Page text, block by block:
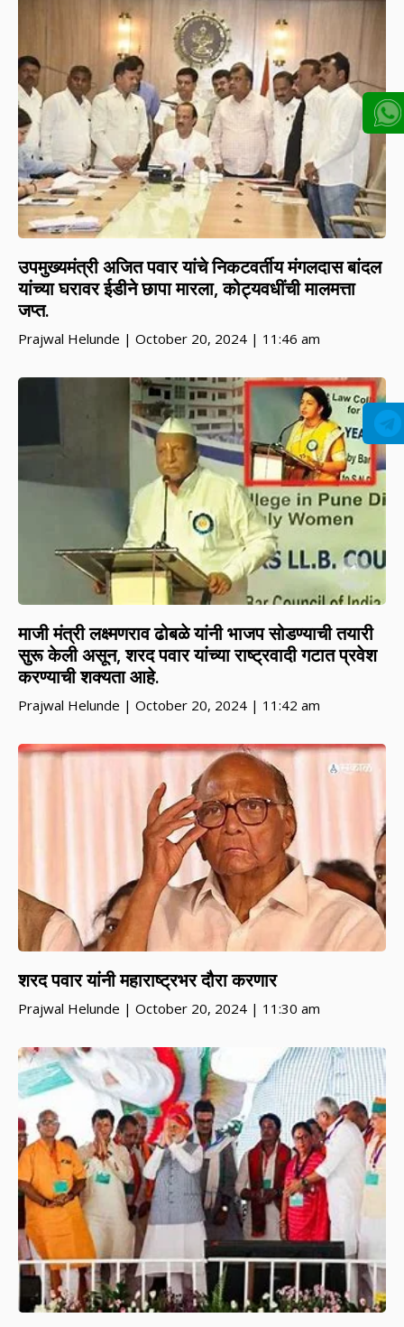
उपमुख्यमंत्री अजित पवार यांचे निकटवर्तीय मंगलदास बांदल
यांच्या घरावर ईडीने छापा मारला, कोट्यवधींची मालमत्ता
जप्त.
Prajwal Helunde October 20, 2024 11:46 am
माजी मंत्री लक्ष्मणराव ढोबळे यांनी भाजप सोडण्याची तयारी
सुरू केली असून, शरद पवार यांच्या राष्ट्रवादी गटात प्रवेश
करण्याची शक्यता आहे.
Prajwal Helunde October 20, 2024 11:42 am
शरद पवार यांनी महाराष्ट्रभर दौरा करणार
Prajwal Helunde October 20, 2024 11:30 am